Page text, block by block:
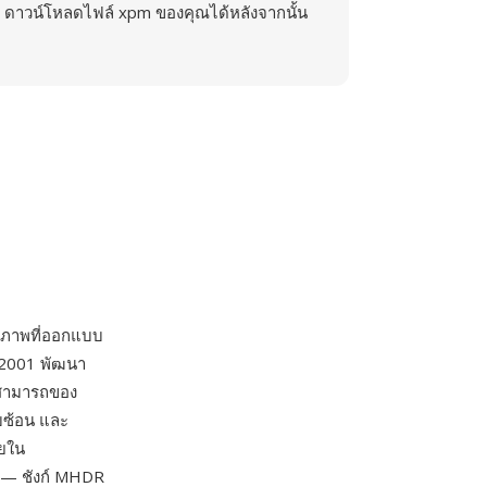
ดาวน์โหลดไฟล์ xpm ของคุณได้หลังจากนั้น
ภาพที่ออกแบบ
พัฒนา
มารถของ
อน และ
ใน
ชังก์ MHDR